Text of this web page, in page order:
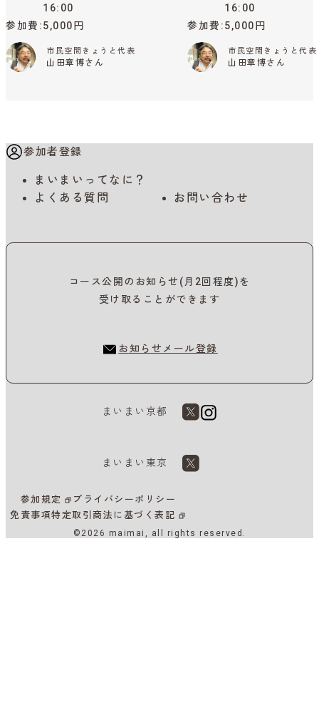
16:00
参加費 5,000円
市民空間きょうと代表
山田章博さん
16:00
参加費 5,000円
市民空間きょうと代表
山田章博さん
参加者登録
まいまいってなに？
よくある質問
お問い合わせ
コース公開のお知らせ(月2回程度)を
受け取ることができます
お知らせメール登録
まいまい京都
まいまい東京
参加規定
プライバシーポリシー
免責事項特定取引商法に基づく表記
©2026 maimai, all rights reserved.